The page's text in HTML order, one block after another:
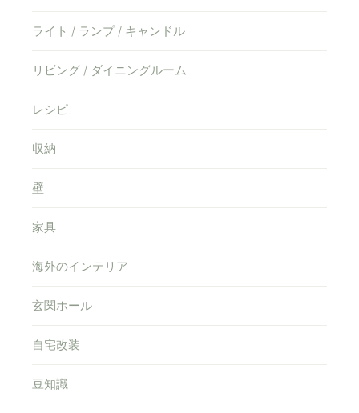
ライト / ランプ / キャンドル
リビング / ダイニングルーム
レシピ
収納
壁
家具
海外のインテリア
玄関ホール
自宅改装
豆知識